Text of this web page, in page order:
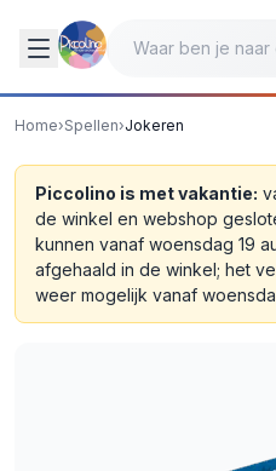
Home›Spellen›Jokeren
Piccolino is met vakantie:
de winkel en webshop
kunnen vanaf woensdag 19
afgehaald in de winkel; het
weer mogelijk vanaf